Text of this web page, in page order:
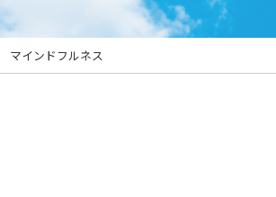
マインドフルネス